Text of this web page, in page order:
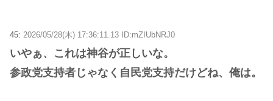
45: 2026/05/28(木) 17:36:11.13 ID:mZIUbNRJ0
いやぁ、これは神谷が正しいな。
参政党支持者じゃなく自民党支持だけどね、俺は。